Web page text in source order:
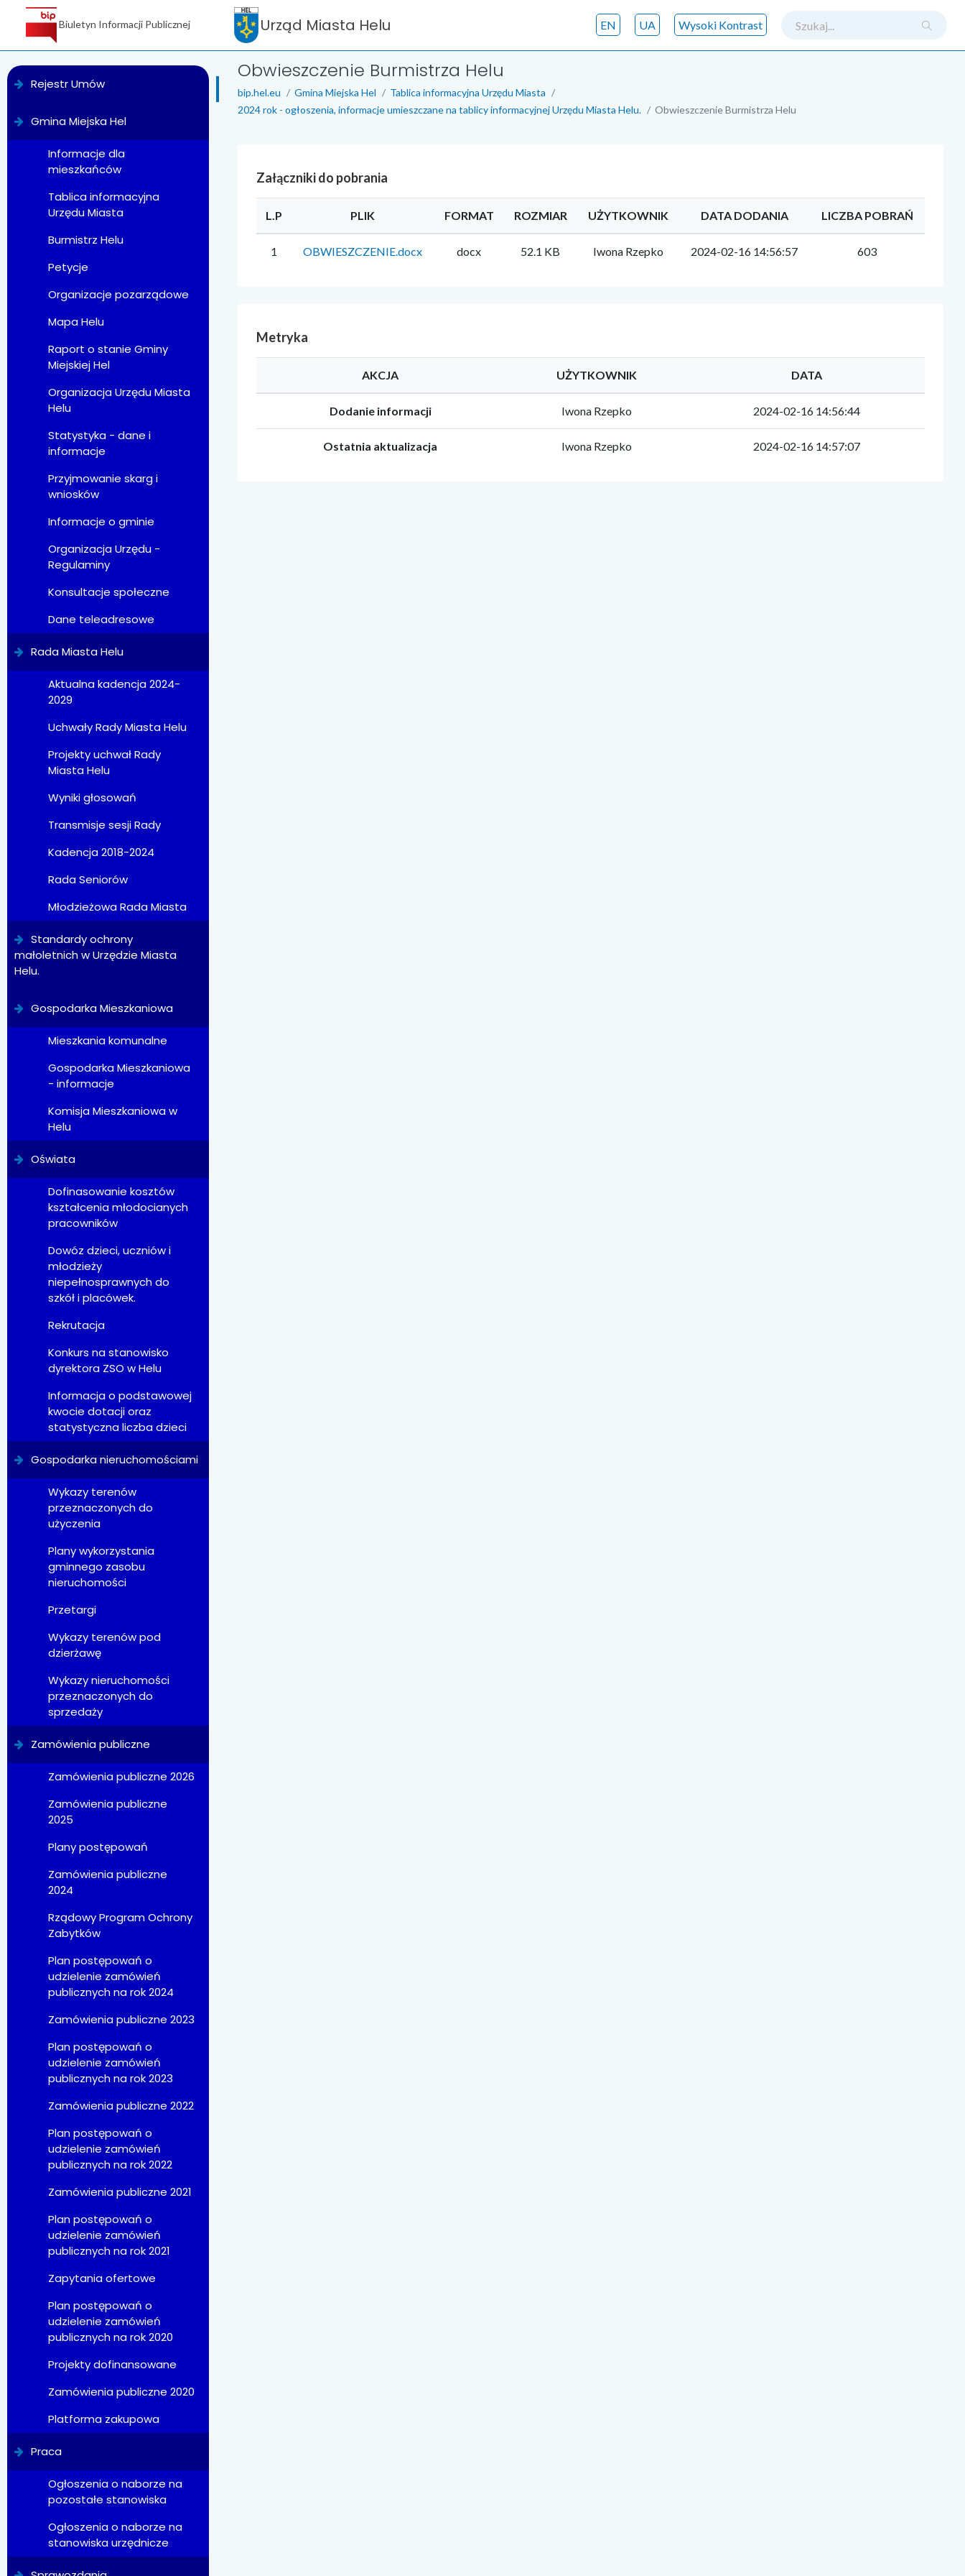
Biuletyn Informacji Publicznej
Rejestr Umów
Gmina Miejska Hel
Informacje dla
mieszkańców
Tablica informacyjna
Urzędu Miasta
Burmistrz Helu
Petycje
Organizacje pozarządowe
Mapa Helu
Raport o stanie Gminy
Miejskiej Hel
Organizacja Urzędu Miasta
Helu
Statystyka - dane i
informacje
Przyjmowanie skarg i
wniosków
Informacje o gminie
Organizacja Urzędu -
Regulaminy
Konsultacje społeczne
Dane teleadresowe
Rada Miasta Helu
Aktualna kadencja 2024-
2029
Uchwały Rady Miasta Helu
Projekty uchwał Rady
Miasta Helu
Wyniki głosowań
Transmisje sesji Rady
Kadencja 2018-2024
Rada Seniorów
Młodzieżowa Rada Miasta
Standardy ochrony
małoletnich w Urzędzie Miasta
Helu.
Gospodarka Mieszkaniowa
Mieszkania komunalne
Gospodarka Mieszkaniowa
- informacje
Komisja Mieszkaniowa w
Helu
Oświata
Dofinasowanie kosztów
kształcenia młodocianych
pracowników
Dowóz dzieci, uczniów i
młodzieży
niepełnosprawnych do
szkół i placówek.
Rekrutacja
Konkurs na stanowisko
dyrektora ZSO w Helu
Informacja o podstawowej
kwocie dotacji oraz
statystyczna liczba dzieci
Gospodarka nieruchomościami
Wykazy terenów
przeznaczonych do
użyczenia
Plany wykorzystania
gminnego zasobu
nieruchomości
Przetargi
Wykazy terenów pod
dzierżawę
Wykazy nieruchomości
przeznaczonych do
sprzedaży
Zamówienia publiczne
Zamówienia publiczne 2026
Zamówienia publiczne
2025
Plany postępowań
Zamówienia publiczne
2024
Rządowy Program Ochrony
Zabytków
Plan postępowań o
udzielenie zamówień
publicznych na rok 2024
Zamówienia publiczne 2023
Plan postępowań o
udzielenie zamówień
publicznych na rok 2023
Zamówienia publiczne 2022
Plan postępowań o
udzielenie zamówień
publicznych na rok 2022
Zamówienia publiczne 2021
Plan postępowań o
udzielenie zamówień
publicznych na rok 2021
Zapytania ofertowe
Plan postępowań o
udzielenie zamówień
publicznych na rok 2020
Projekty dofinansowane
Zamówienia publiczne 2020
Platforma zakupowa
Praca
Ogłoszenia o naborze na
pozostałe stanowiska
Ogłoszenia o naborze na
stanowiska urzędnicze
Urząd Miasta Helu Wysoki Kontrast
UA
EN
Obwieszczenie Burmistrza Helu
bip.hel.eu Gmina Miejska Hel
Tablica informacyjna Urzędu Miasta
2024 rok - ogłoszenia, informacje umieszczane na tablicy informacyjnej Urzędu Miasta Helu.
Obwieszczenie Burmistrza Helu
Załączniki do pobrania
L.P PLIK FORMAT ROZMIAR UŻYTKOWNIK DATA DODANIA LICZBA POBRAŃ
1 OBWIESZCZENIE.docx docx 52.1 KB Iwona Rzepko 2024-02-16 14:56:57 603
Metryka
AKCJA UŻYTKOWNIK DATA
Dodanie informacji Iwona Rzepko 2024-02-16 14:56:44
Ostatnia aktualizacja Iwona Rzepko 2024-02-16 14:57:07